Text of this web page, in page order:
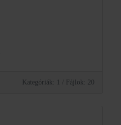
Kategóriák: 1 / Fájlok: 20